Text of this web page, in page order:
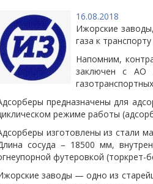
16.08.2018
Ижорские
газа к
Напомним,
заключен с АО
предназначены для
режиме работы
изготовлены из стали
сосуда – 18500 мм,
футеровкой
заводы — одно из